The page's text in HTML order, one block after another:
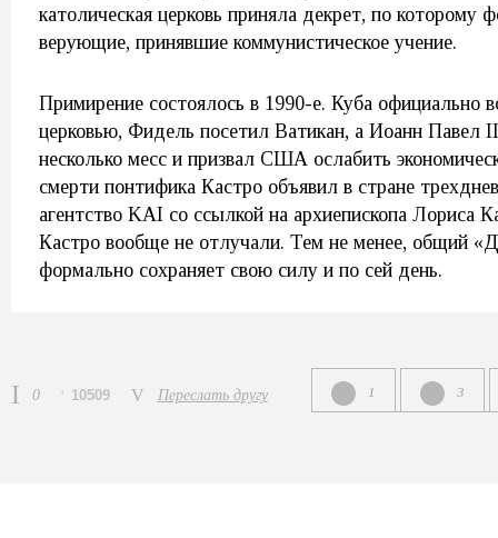
католическая церковь приняла декрет, по которому
верующие, принявшие коммунистическое учение.
Примирение состоялось в 1990-е. Куба официально
церковью, Фидель посетил Ватикан, а Иоанн Павел
несколько месс и призвал США ослабить
смерти понтифика Кастро объявил в стране
агентство KAI со ссылкой на архиепископа Лориса
Кастро вообще не отлучали. Тем не менее, общий
формально сохраняет свою силу и по сей день.
0 10509 Переслать другу 1 3